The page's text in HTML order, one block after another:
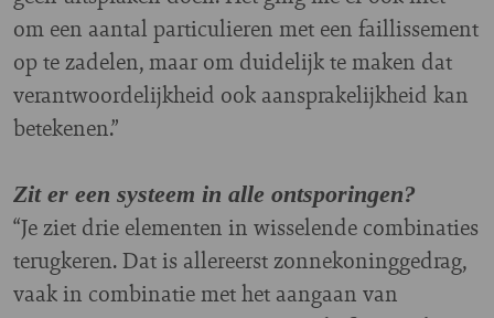
om een aantal particulieren met een faillissement
op te zadelen, maar om duidelijk te maken dat
verantwoordelijkheid ook aansprakelijkheid kan
betekenen.”
Zit er een systeem in alle ontsporingen?
“Je ziet drie elementen in wisselende combinaties
terugkeren. Dat is allereerst zonnekoninggedrag,
vaak in combinatie met het aangaan van